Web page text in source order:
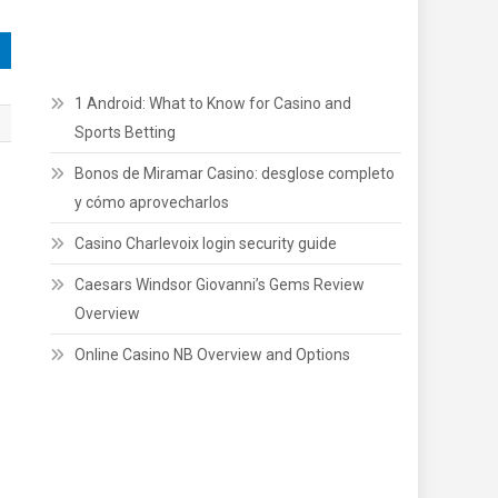
1 Android: What to Know for Casino and
Sports Betting
Bonos de Miramar Casino: desglose completo
y cómo aprovecharlos
Casino Charlevoix login security guide
Caesars Windsor Giovanni’s Gems Review
Overview
Online Casino NB Overview and Options